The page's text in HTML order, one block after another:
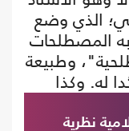
الذي وضع
المصطلحات
وطبيعة
له.
نظرية
وكذا